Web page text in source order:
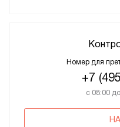
Номер для
+7
с 08:00